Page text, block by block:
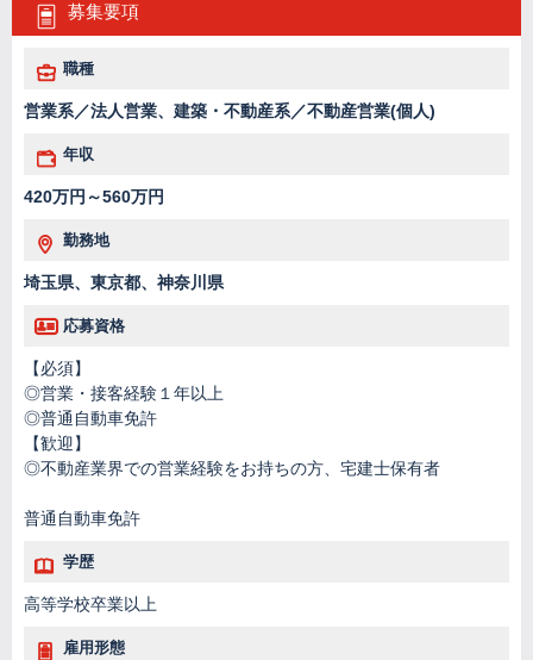
募集要項
職種
営業系／法人営業、建築・不動産系／不動産営業(個人)
年収
420万円～560万円
勤務地
埼玉県、東京都、神奈川県
応募資格
【必須】
◎営業・接客経験１年以上
◎普通自動車免許
【歓迎】
◎不動産業界での営業経験をお持ちの方、宅建士保有者
普通自動車免許
学歴
高等学校卒業以上
雇用形態